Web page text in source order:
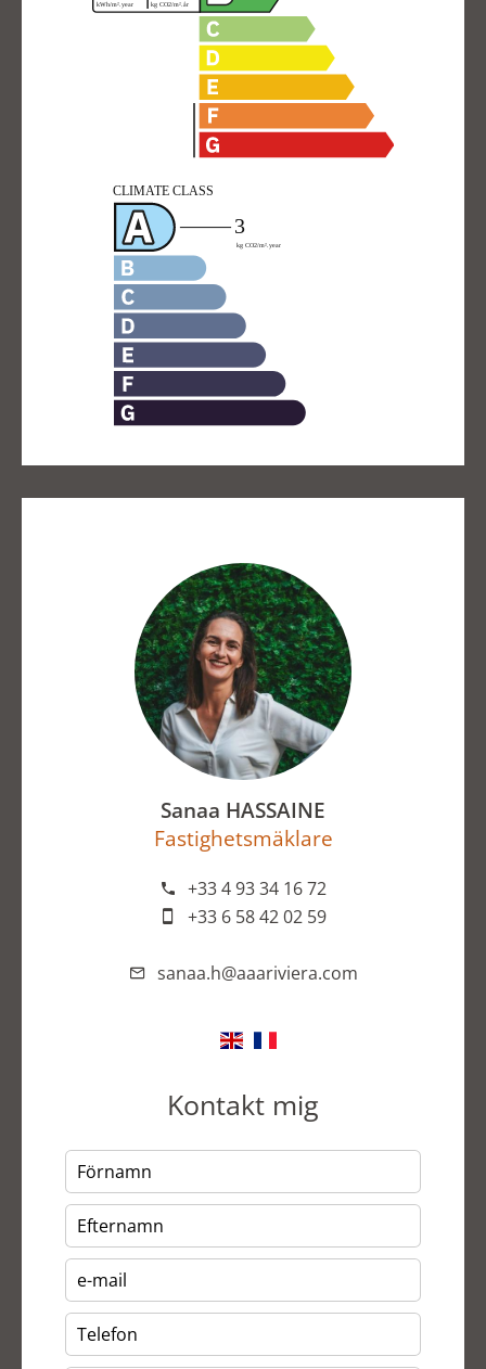
Sanaa HASSAINE
Fastighetsmäklare
+33 4 93 34 16 72
+33 6 58 42 02 59
sanaa.h@aaariviera.com
Kontakt mig